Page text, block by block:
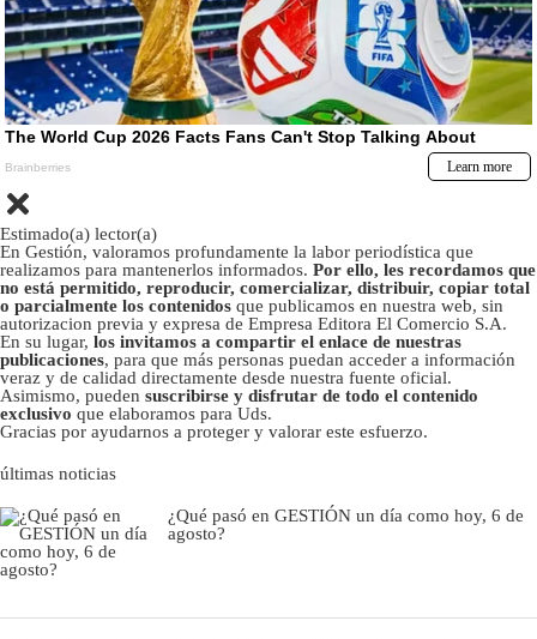
Estimado(a) lector(a)
En Gestión, valoramos profundamente la labor periodística que
realizamos para mantenerlos informados. Por ello, les recordamos que
no está permitido, reproducir, comercializar, distribuir, copiar total
o parcialmente los contenidos que publicamos en nuestra web, sin
autorizacion previa y expresa de Empresa Editora El Comercio S.A.
En su lugar, los invitamos a compartir el enlace de nuestras
publicaciones, para que más personas puedan acceder a información
veraz y de calidad directamente desde nuestra fuente oficial.
Asimismo, pueden suscribirse y disfrutar de todo el contenido
exclusivo que elaboramos para Uds.
Gracias por ayudarnos a proteger y valorar este esfuerzo.
últimas noticias
¿Qué pasó en GESTIÓN un día como hoy, 6 de
agosto?